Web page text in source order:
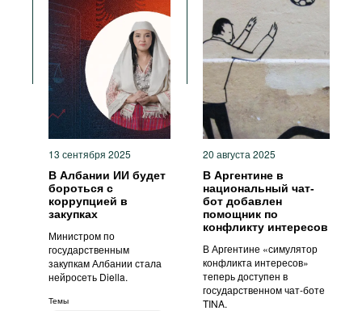
13 сентября 2025
В Албании ИИ будет
бороться с
коррупцией в
закупках
Министром по
государственным
закупкам Албании стала
нейросеть Diella.
Темы
20 августа 2025
В Аргентине в
национальный чат-
бот добавлен
помощник по
конфликту интересов
В Аргентине «симулятор
конфликта интересов»
теперь доступен в
государственном чат-боте
TINA.